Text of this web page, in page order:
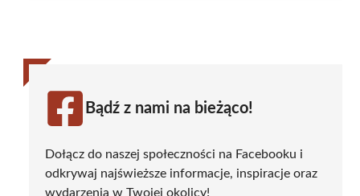
Bądź z nami na bieżąco!
Dołącz do naszej społeczności na Facebooku i
odkrywaj najświeższe informacje, inspiracje oraz
wydarzenia w Twojej okolicy!